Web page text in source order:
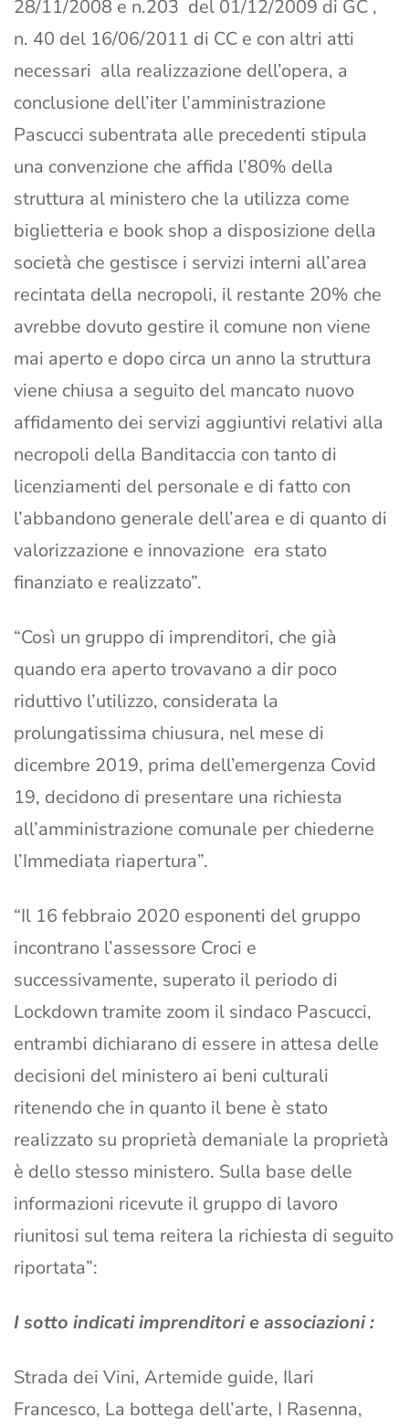
28/11/2008 e n.203 del 01/12/2009 di GC ,
n. 40 del 16/06/2011 di CC e con altri atti
necessari alla realizzazione dell’opera, a
conclusione dell’iter l’amministrazione
Pascucci subentrata alle precedenti stipula
una convenzione che affida l’80% della
struttura al ministero che la utilizza come
biglietteria e book shop a disposizione della
società che gestisce i servizi interni all’area
recintata della necropoli, il restante 20% che
avrebbe dovuto gestire il comune non viene
mai aperto e dopo circa un anno la struttura
viene chiusa a seguito del mancato nuovo
affidamento dei servizi aggiuntivi relativi alla
necropoli della Banditaccia con tanto di
licenziamenti del personale e di fatto con
l’abbandono generale dell’area e di quanto di
valorizzazione e innovazione era stato
finanziato e realizzato”.
“Così un gruppo di imprenditori, che già
quando era aperto trovavano a dir poco
riduttivo l’utilizzo, considerata la
prolungatissima chiusura, nel mese di
dicembre 2019, prima dell’emergenza Covid
19, decidono di presentare una richiesta
all’amministrazione comunale per chiederne
l’Immediata riapertura”.
“Il 16 febbraio 2020 esponenti del gruppo
incontrano l’assessore Croci e
successivamente, superato il periodo di
Lockdown tramite zoom il sindaco Pascucci,
entrambi dichiarano di essere in attesa delle
decisioni del ministero ai beni culturali
ritenendo che in quanto il bene è stato
realizzato su proprietà demaniale la proprietà
è dello stesso ministero. Sulla base delle
informazioni ricevute il gruppo di lavoro
riunitosi sul tema reitera la richiesta di seguito
riportata”:
I sotto indicati imprenditori e associazioni :
Strada dei Vini, Artemide guide, Ilari
Francesco, La bottega dell’arte, I Rasenna,